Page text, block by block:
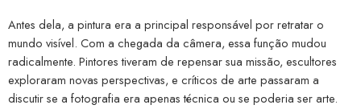
Antes dela, a pintura era a principal responsável por retratar o
mundo visível. Com a chegada da câmera, essa função mudou
radicalmente. Pintores tiveram de repensar sua missão, escultores
exploraram novas perspectivas, e críticos de arte passaram a
discutir se a fotografia era apenas técnica ou se poderia ser arte.